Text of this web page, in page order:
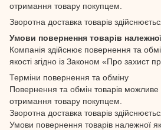
отримання товару покупцем.
Зворотна доставка товарів
Умови повернення товарів належної
Компанія здійснює повернення та
якості згідно із Законом «Про захист
Терміни повернення та обміну
Повернення та обмін товарів можливе
отримання товару покупцем.
Зворотна доставка товарів
Умови повернення товарів належної